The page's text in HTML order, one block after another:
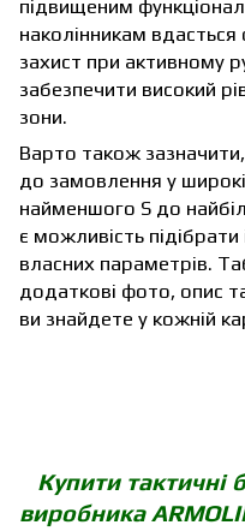
підвищеним
наколінникам
захист при активному
забезпечити високий
зони.
Варто також
до замовлення у
найменшого S до
є можливість
власних параметрів.
додаткові фото, опис
ви знайдете у кожній
Купити тактичні
виробника